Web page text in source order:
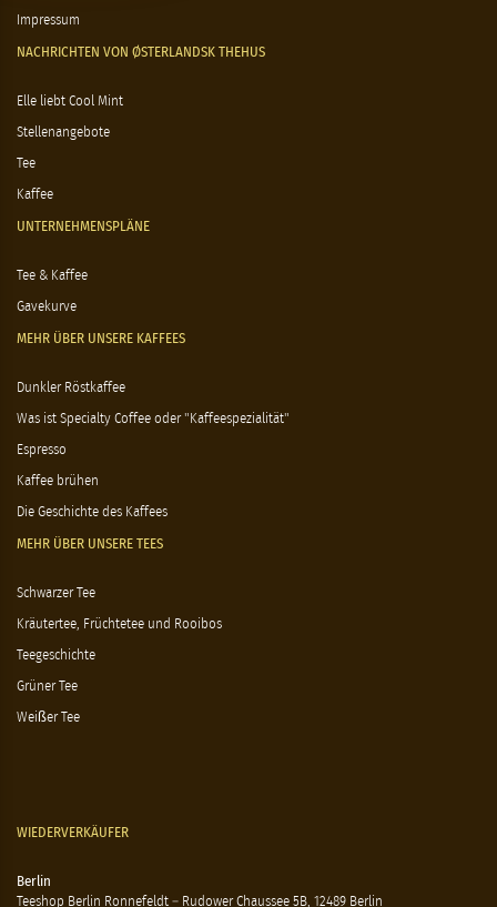
Impressum
NACHRICHTEN VON ØSTERLANDSK THEHUS
Elle liebt Cool Mint
Stellenangebote
Tee
Kaffee
UNTERNEHMENSPLÄNE
Tee & Kaffee
Gavekurve
MEHR ÜBER UNSERE KAFFEES
Dunkler Röstkaffee
Was ist Specialty Coffee oder "Kaffeespezialität"
Espresso
Kaffee brühen
Die Geschichte des Kaffees
MEHR ÜBER UNSERE TEES
Schwarzer Tee
Kräutertee, Früchtetee und Rooibos
Teegeschichte
Grüner Tee
Weißer Tee
WIEDERVERKÄUFER
Berlin
Teeshop Berlin Ronnefeldt – Rudower Chaussee 5B, 12489 Berlin